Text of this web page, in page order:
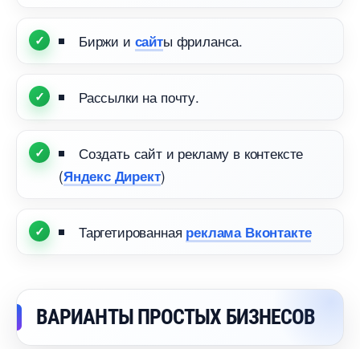
Биржи и сайты фриланса.
Рассылки на почту.
Создать сайт и рекламу в контексте
(Яндекс Директ)
Таргетированная реклама Вконтакте
АРИАНТЫ ПРОСТЫХ БИЗНЕСО